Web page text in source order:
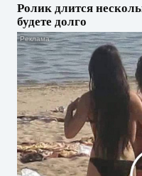
Ролик длится
будете долго